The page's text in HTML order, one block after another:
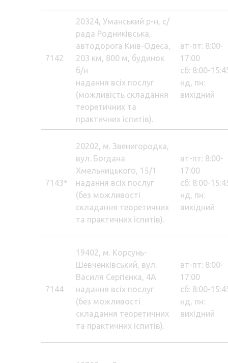
7142
20324, Уманський р-н, с/
рада Родниківська,
автодорога Київ-Одеса,
203 км, 800 м, будинок
б/н
надання всіх послуг
(можливість складання
теоретичних та
практичних іспитів).
вт-пт: 8:00-
17:00
сб: 8:00-
нд, пн:
вихідний
7143*
20202, м. Звенигородка,
вул. Богдана
Хмельницького, 15/1
надання всіх послуг
(без можливості
складання теоретичних
та практичних іспитів).
вт-пт: 8:00-
17:00
сб: 8:00-
нд, пн:
вихідний
7144
19402, м. Корсунь-
Шевченківський, вул.
Василя Сергієнка, 4А
надання всіх послуг
(без можливості
складання теоретичних
та практичних іспитів).
вт-пт: 8:00-
17:00
сб: 8:00-
нд, пн:
вихідний